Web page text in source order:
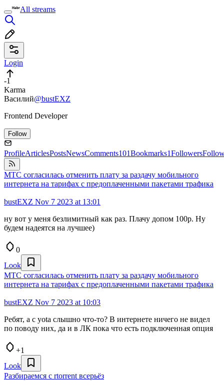
All streams
Login
-1
Karma
Василий@bustEXZ
Frontend Developer
Follow
ProfileArticlesPostsNewsComments101Bookmarks1Followers
МТС согласилась отменить плату за раздачу мобильного
интернета на тарифах с предоплаченными пакетами трафика
bustEXZ Nov 7 2023 at 13:01
ну вот у меня безлимитный как раз. Плачу допом 100р. Ну
будем надеятся на лучшее)
0
Look
МТС согласилась отменить плату за раздачу мобильного
интернета на тарифах с предоплаченными пакетами трафика
bustEXZ Nov 7 2023 at 10:03
Ребят, а с yota слышно что-то? В интернете ничего не видел
по поводу них, да и в ЛК пока что есть подключенная опция
+1
Look
Разбираемся с rtorrent всерьёз